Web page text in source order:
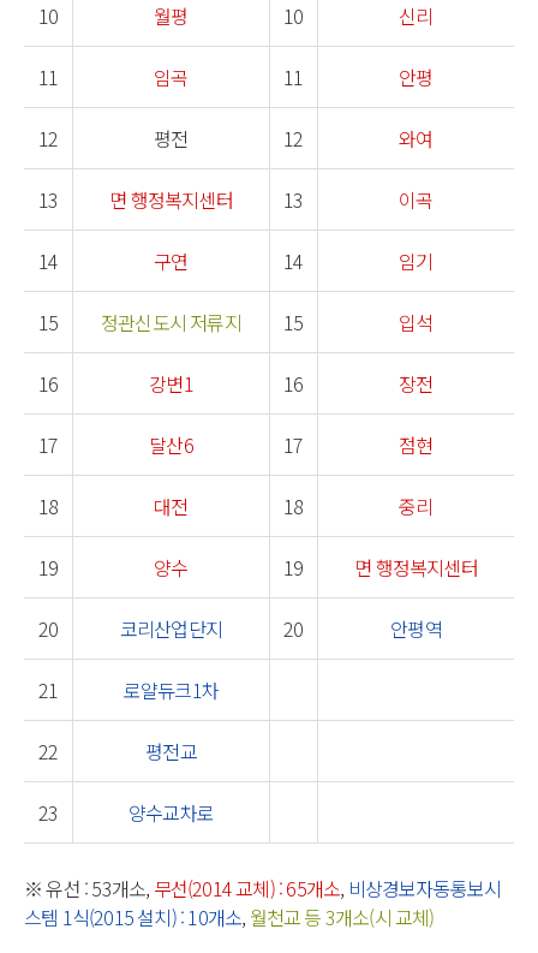
10 월평 10 신리
11 임곡 11 안평
12 평전 12 와여
13 면 행정복지센터 13 이곡
14 구연 14 임기
15 정관신도시 저류지 15 입석
16 강변1 16 장전
17 달산6 17 점현
18 대전 18 중리
19 양수 19 면 행정복지센터
20 코리산업단지 20 안평역
21 로얄듀크1차
22 평전교
23 양수교차로
※ 유선 : 53개소, 무선(2014 교체) : 65개소, 비상경보자동통보시
스템 1식(2015 설치) : 10개소, 월천교 등 3개소(시 교체)